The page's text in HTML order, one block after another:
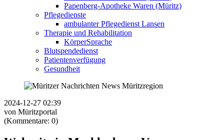
Papenberg-Apotheke Waren (Müritz)
Pflegedienste
ambulanter Pflegedienst Lansen
Therapie und Rehabilitation
KörperSprache
Blutspendedienst
Patientenverfügung
Gesundheit
2024-12-27 02:39
von Müritzportal
(Kommentare: 0)